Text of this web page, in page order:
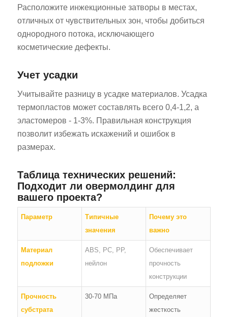
Расположите инжекционные затворы в местах,
отличных от чувствительных зон, чтобы добиться
однородного потока, исключающего
косметические дефекты.
Учет усадки
Учитывайте разницу в усадке материалов. Усадка
термопластов может составлять всего 0,4-1,2, а
эластомеров - 1-3%. Правильная конструкция
позволит избежать искажений и ошибок в
размерах.
Таблица технических решений:
Подходит ли овермолдинг для
вашего проекта?
Параметр
Типичные
значения
Почему это
важно
Материал
подложки
ABS, PC, PP,
нейлон
Обеспечивает
прочность
конструкции
Прочность
субстрата
30-70 МПа
Определяет
жесткость